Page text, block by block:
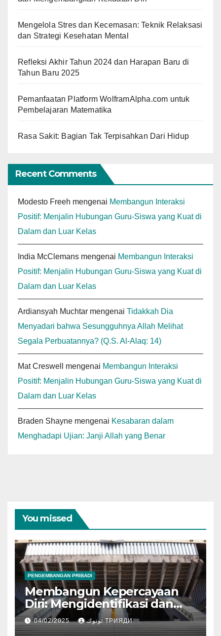
Mengelola Stres dan Kecemasan: Teknik Relaksasi
dan Strategi Kesehatan Mental
Refleksi Akhir Tahun 2024 dan Harapan Baru di
Tahun Baru 2025
Pemanfaatan Platform WolframAlpha.com untuk
Pembelajaran Matematika
Rasa Sakit: Bagian Tak Terpisahkan Dari Hidup
Recent Comments
Modesto Freeh mengenai Membangun Interaksi
Positif: Menjalin Hubungan Guru-Siswa yang Kuat di
Dalam dan Luar Kelas
India McClemans mengenai Membangun Interaksi
Positif: Menjalin Hubungan Guru-Siswa yang Kuat di
Dalam dan Luar Kelas
Ardiansyah Muchtar mengenai Tidakkah Dia
Menyadari bahwa Sesungguhnya Allah Melihat
Segala Perbuatannya? (Q.S. Al-Alaq: 14)
Mat Creswell mengenai Membangun Interaksi
Positif: Menjalin Hubungan Guru-Siswa yang Kuat di
Dalam dan Luar Kelas
Braden Shayne mengenai Kesabaran dalam
Menghadapi Ujian: Janji Allah yang Benar
You missed
PENGEMBANGAN PRIBADI
Membangun Kepercayaan
Diri: Mengidentifikasi dan
Mengembangkan Kekuatan
Diri
04/02/2025 توتوك ТРИЯДИ